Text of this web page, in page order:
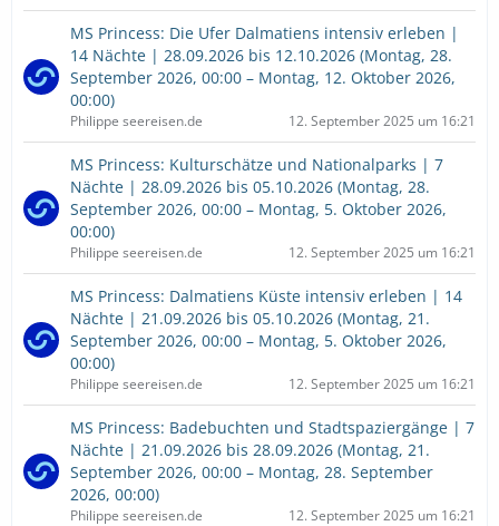
MS Princess: Die Ufer Dalmatiens intensiv erleben |
14 Nächte | 28.09.2026 bis 12.10.2026 (Montag, 28.
September 2026, 00:00 – Montag, 12. Oktober 2026,
00:00)
Philippe seereisen.de 12. September 2025 um 16:21
MS Princess: Kulturschätze und Nationalparks | 7
Nächte | 28.09.2026 bis 05.10.2026 (Montag, 28.
September 2026, 00:00 – Montag, 5. Oktober 2026,
00:00)
Philippe seereisen.de 12. September 2025 um 16:21
MS Princess: Dalmatiens Küste intensiv erleben | 14
Nächte | 21.09.2026 bis 05.10.2026 (Montag, 21.
September 2026, 00:00 – Montag, 5. Oktober 2026,
00:00)
Philippe seereisen.de 12. September 2025 um 16:21
MS Princess: Badebuchten und Stadtspaziergänge | 7
Nächte | 21.09.2026 bis 28.09.2026 (Montag, 21.
September 2026, 00:00 – Montag, 28. September
2026, 00:00)
Philippe seereisen.de 12. September 2025 um 16:21